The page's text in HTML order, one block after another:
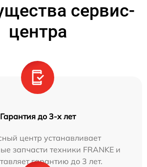
сервис-
центра
Гарантия до 3-х лет
центр устанавливает
запчасти техники FRANKE и
гарантию до 3 лет.